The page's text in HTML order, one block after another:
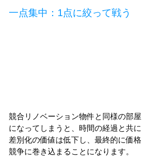
一点集中：1点に絞って戦う
競合リノベーション物件と同様の部屋
になってしまうと、時間の経過と共に
差別化の価値は低下し、最終的に価格
競争に巻き込まることになります。